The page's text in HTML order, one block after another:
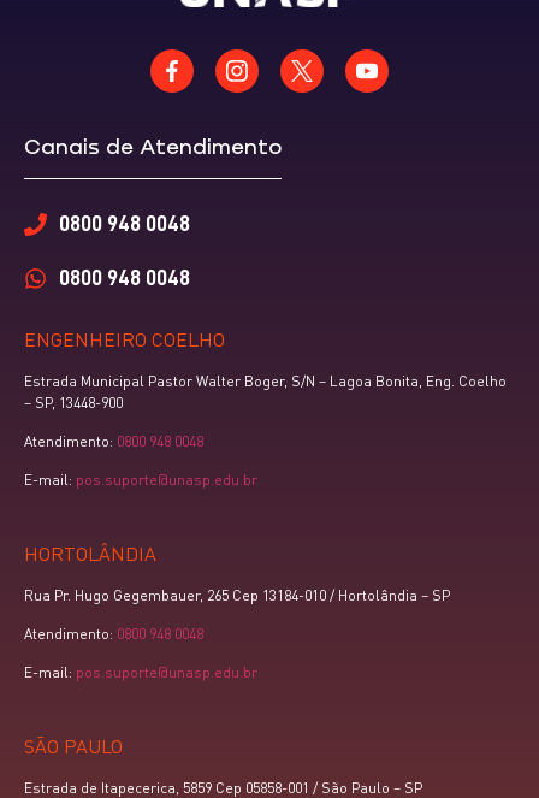
ENGENHEIRO COELHO
Estrada Municipal Pastor Walter Boger, S/N – Lagoa Bonita, Eng. Coelho
– SP, 13448-900
Atendimento: 0800 948 0048
E-mail: pos.suporte@unasp.edu.br
HORTOLÂNDIA
Rua Pr. Hugo Gegembauer, 265 Cep 13184-010 / Hortolândia – SP
Atendimento: 0800 948 0048
E-mail: pos.suporte@unasp.edu.br
SÃO PAULO
Estrada de Itapecerica, 5859 Cep 05858-001 / São Paulo – SP
Canais de Atendimento
0800 948 0048
0800 948 0048